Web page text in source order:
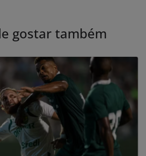
gostar também